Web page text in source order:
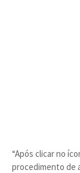
“Após clicar no
procedimento de